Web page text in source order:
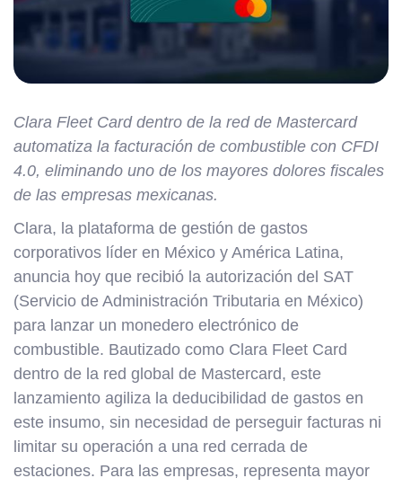
Clara Fleet Card dentro de la red de Mastercard
automatiza la facturación de combustible con CFDI
4.0, eliminando uno de los mayores dolores fiscales
de las empresas mexicanas.
Clara, la plataforma de gestión de gastos
corporativos líder en México y América Latina,
anuncia hoy que recibió la autorización del SAT
(Servicio de Administración Tributaria en México)
para lanzar un monedero electrónico de
combustible. Bautizado como Clara Fleet Card
dentro de la red global de Mastercard, este
lanzamiento agiliza la deducibilidad de gastos en
este insumo, sin necesidad de perseguir facturas ni
limitar su operación a una red cerrada de
estaciones. Para las empresas, representa mayor